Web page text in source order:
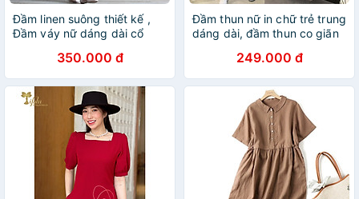
Đầm linen suông thiết kế ,
Đầm váy nữ dáng dài cổ
thắt Haint Boutique Da191
350.000 đ
Đầm thun nữ in chữ trẻ trung
dáng dài, đầm thun co giãn
khẩu db06249.000 đ